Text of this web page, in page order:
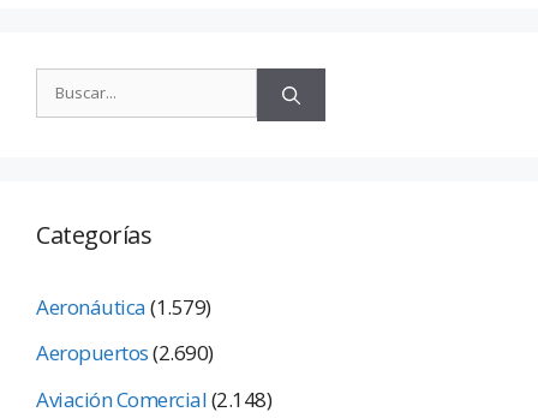
Categorías
Aeronáutica(1.579)
Aeropuertos(2.690)
Aviación Comercial(2.148)